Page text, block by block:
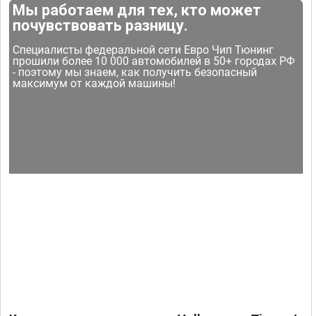
Мы работаем для тех, кто может
почувствовать разницу.
Специалисты федеральной сети Евро Чип Тюнинг
прошили более 10 000 автомобилей в 50+ городах РФ
- поэтому мы знаем, как получить безопасный
максимум от каждой машины!